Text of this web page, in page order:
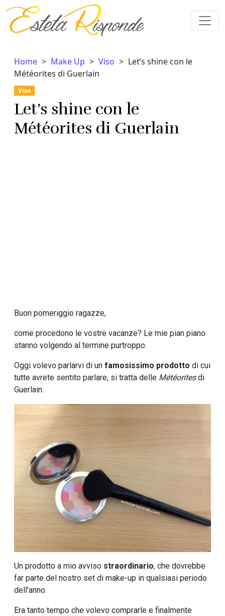
Vai al contenuto
Home Make Up Viso
Let’s shine con le
Météorites di Guerlain
Viso
Let’s shine con le
Météorites di Guerlain
Buon pomeriggio ragazze,
come procedono le vostre vacanze? Le mie pian piano
stanno volgendo al termine purtroppo.
Oggi volevo parlarvi di un famosissimo prodotto di cui
tutte avrete sentito parlare, si tratta delle Météoritesdi
Guerlain.
Un prodotto a mio avviso straordinario, che dovrebbe
far parte del nostro set di make-up in qualsiasi periodo
dell’anno.
Era tanto tempo che volevo comprarle e finalmente